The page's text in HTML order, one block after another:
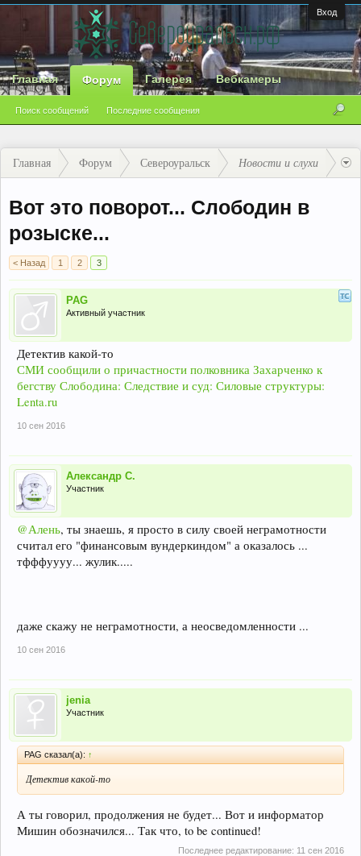
Вход
Главная Форум
Поиск сообщений Последние сообщения
Галерея Вебкамеры
Главная Форум Североуральск Новости и слухи
Вот это поворот... Слободин в
розыске...
< Назад 1 2 3
PAG
Активный участник
Детектив какой-то
СМИ сообщили о причастности полковника Захарченко к
бегству Слободина: Следствие и суд: Силовые структуры:
Lenta.ru
10 сен 2016
Александр С.
Участник
@Алень, ты знаешь, я просто в силу своей неграмотности
считал его "финансовым вундеркиндом" а оказалось ...
тфффуууу... жулик.....
даже скажу не неграмотности, а неосведомленности ...
10 сен 2016
jenia
Участник
PAG сказал(а): ↑
Детектив какой-то
А ты говорил, продолжения не будет... Вот и информатор
Мишин обозначился... Так что, to be continued!
Последнее редактирование: 11 сен 2016